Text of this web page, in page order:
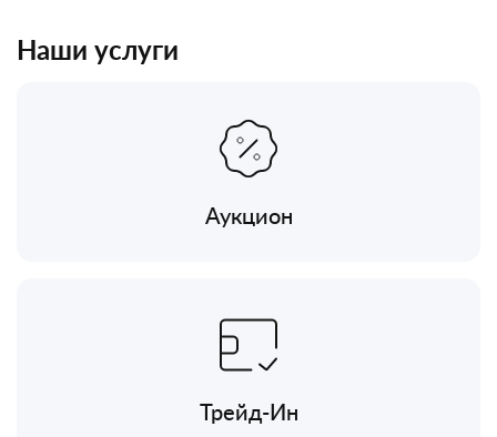
Наши услуги
Аукцион
Трейд-Ин